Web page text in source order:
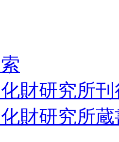
財研究所
財研究所